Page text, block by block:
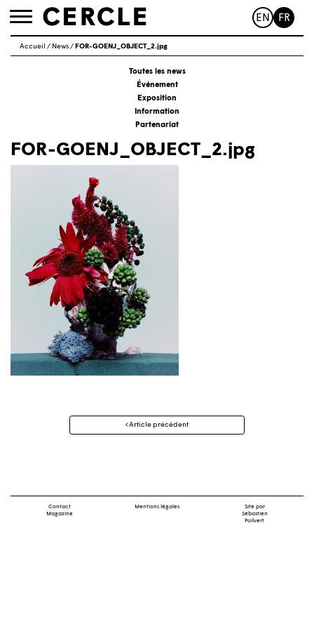
Toggle
EN FR
Accueil / News/ FOR-GOENJ_OBJECT_2.jpg
Toutes les news
Événement
Exposition
Information
Partenariat
FOR-GOENJ_OBJECT_2.jpg
Navigation
Article précédent
Contact
Magazine
Mentions légales
Site par
Sébastien
Poilvert